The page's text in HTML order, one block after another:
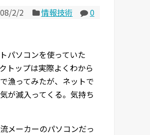
2/2 情報技術
0
パソコンを使っていた
トップは実際よくわから
漁ってみたが、ネットで
が滅入ってくる。気持ち
メーカーのパソコンだっ